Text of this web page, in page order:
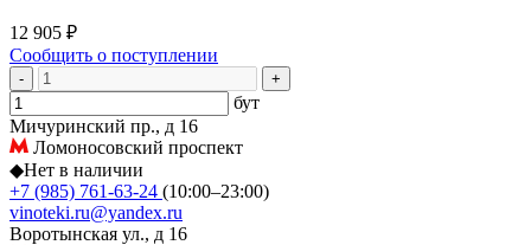
12 905 ₽
Сообщить о поступлении
- +
бут
Мичуринский пр., д 16
Ломоносовский проспект
◆Нет в наличии
+7 (985) 761-63-24 (10:00–23:00)
vinoteki.ru@yandex.ru
Воротынская ул., д 16